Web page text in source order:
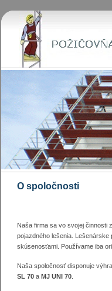
O spoločnosti
Naša firma sa vo svojej činnosti
pojazdného lešenia.
skúsenosťami. Používame iba
Naša spoločnosť disponuje
SL 70a MJ UNI 70.